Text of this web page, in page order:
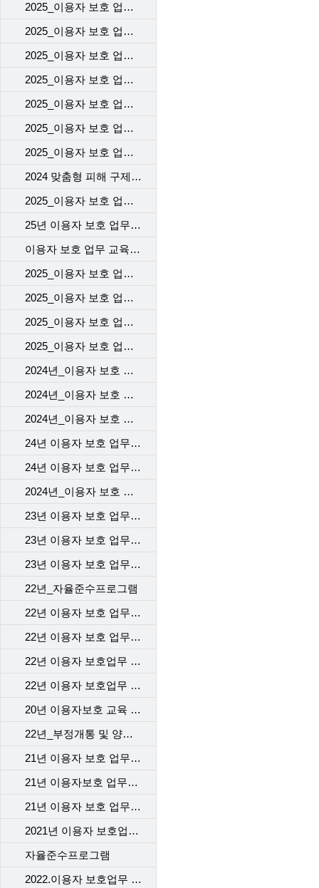
2025_이용자 보호 업무 교육(2차)_개통센터
2025_이용자 보호 업무 교육(1차)_개통센터
2025_이용자 보호 업무 교육(2차)_voc 기본 교육
2025_이용자 보호 업무 교육(2차)_계약 시 고객에게 제공해야 할 필수고지 및 동의사항
2025_이용자 보호 업무 교육(2차)_개인정보 보호 교육
2025_이용자 보호 업무 교육(2차)_규제기관의 이용자 보호 정책 변경사항([KISA] 불법스패머 가입제한(해지자) 강화 제도 시행)
2025_이용자 보호 업무 교육(1차)_자사 서비스 변경
2024 맞춤형 피해 구제 교육
2025_이용자 보호 업무 교육(1차)_이용자의 주요 불만
25년 이용자 보호 업무 교육 2차
이용자 보호 업무 교육 1차
2025_이용자 보호 업무 교육(1차)_VOC 기본 교육
2025_이용자 보호 업무 교육(1차)_개인정보 보호 교육
2025_이용자 보호 업무 교육(1차)_계약 시 고객에게 제공해야 할 필수고지 및 동의사항
2025_이용자 보호 업무 교육(1차)_규제기관의 이용자 보호 정책 변경 사항(중고 단말 거래사실 확인 서비스)
2024년_이용자 보호 업무 교육 2차_본사
2024년_이용자 보호 업무 교육 2차_개통센터
2024년_이용자 보호 업무 교육 2차_고객센터
24년 이용자 보호 업무 교육 1차 _개통센터
24년 이용자 보호 업무 교육 1차 _본사
2024년_이용자 보호 업무 교육 1차_고객센터
23년 이용자 보호 업무 교육_1차_고객센터
23년 이용자 보호 업무 교육_2차_고객센터
23년 이용자 보호 업무 교육 - 개통센터
22년_자율준수프로그램
22년 이용자 보호 업무 교육 1차_본사
22년 이용자 보호 업무 교육 2차_본사
22년 이용자 보호업무 교육-1차 고객센터
22년 이용자 보호업무 교육 _2차 고객센터
20년 이용자보호 교육 2차
22년_부정개통 및 양도행위등 법규위반 전기통신사업자 처벌 및 행정제재
21년 이용자 보호 업무 교육_본사
21년 이용자보호 업무교육 1차 _대리점
21년 이용자 보호 업무 교육 2차_대리점
2021년 이용자 보호업무 교육_고객센터
자율준수프로그램
2022.이용자 보호업무 교육_계약 시 고객에게 제공해야 할 필수고지동의사항